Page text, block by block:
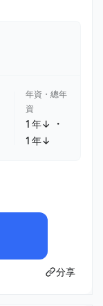
年資・總年
資
1 年↓ ・
1 年↓
分享